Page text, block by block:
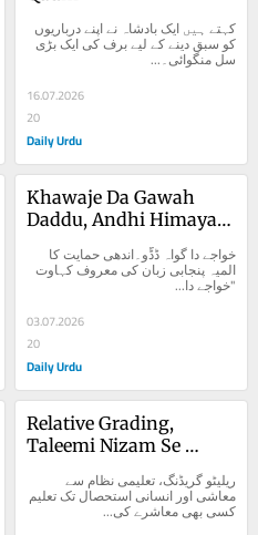
سل منگوائی۔...
16.07.2026
20
Daily Urdu
Khawaje Da Gawah
Daddu, Andhi Himayat
"خواجے دا...
03.07.2026
20
Daily Urdu
Relative Grading,
Taleemi Nizam Se
Muashi Aur Insani
Istehsal Tak
کسی بھی معاشرے کی...